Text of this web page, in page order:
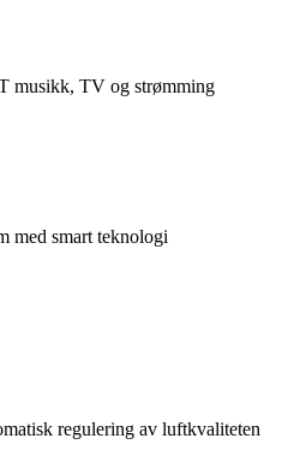
musikk, TV og strømming
med smart teknologi
regulering av luftkvaliteten